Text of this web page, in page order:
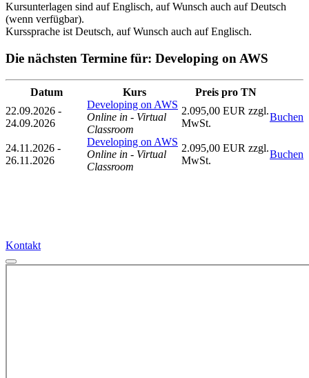
Kursunterlagen sind auf Englisch, auf Wunsch auch auf Deutsch
(wenn verfügbar).
Kurssprache ist Deutsch, auf Wunsch auch auf Englisch.
Die nächsten Termine für: Developing on AWS
Datum Kurs
Preis pro TN
22.09.2026 -
24.09.2026
Developing on AWS
Online in - Virtual
Classroom
2.095,00 EUR zzgl.
MwSt.
Buchen
24.11.2026 -
26.11.2026
Developing on AWS
Online in - Virtual
Classroom
2.095,00 EUR zzgl.
MwSt.
Buchen
Kontakt